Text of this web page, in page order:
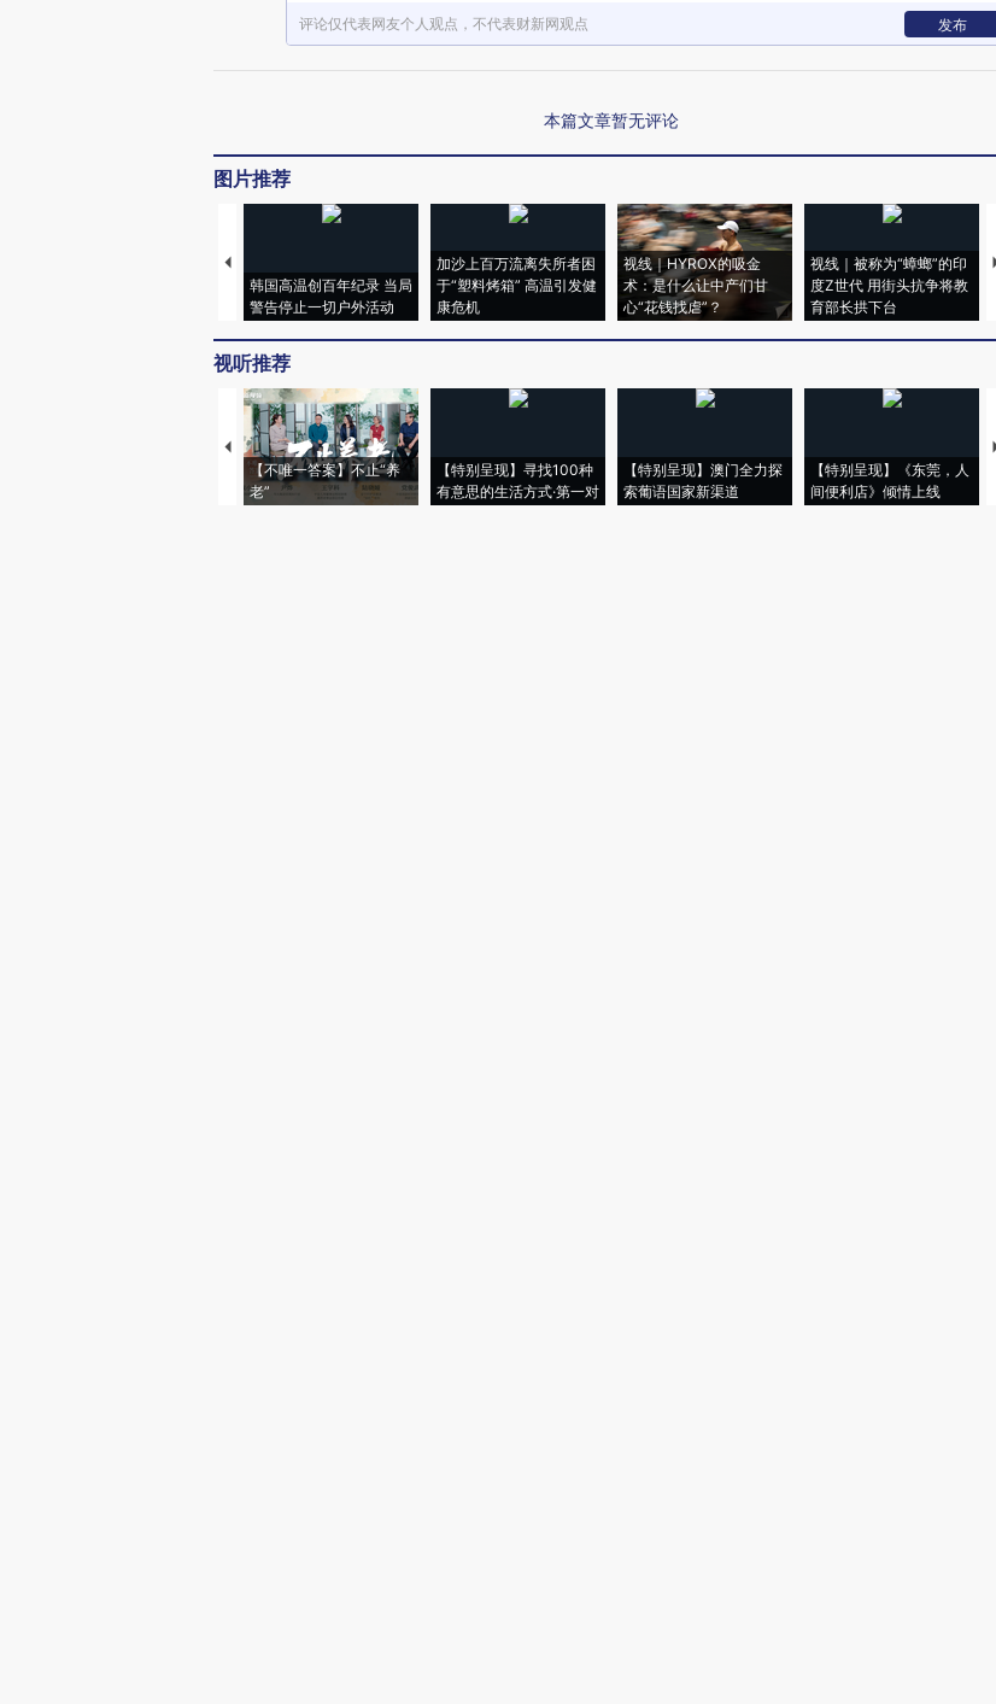
评论仅代表网友个人观点，不代表财新网观点 发布
本篇文章暂无评论
图片推荐
韩国高温创百年纪录 当局
警告停止一切户外活动
加沙上百万流离失所者困
于“塑料烤箱” 高温引发健
康危机
视线｜HYROX的吸金
术：是什么让中产们甘
心“花钱找虐”？
视线｜被称为“蟑螂”的印
度Z世代 用街头抗争将教
育部长拱下台
视听推荐
【不唯一答案】不止“养
老”
【特别呈现】寻找100种
有意思的生活方式·第一对
【特别呈现】澳门全力探
索葡语国家新渠道
【特别呈现】《东莞，人
间便利店》倾情上线